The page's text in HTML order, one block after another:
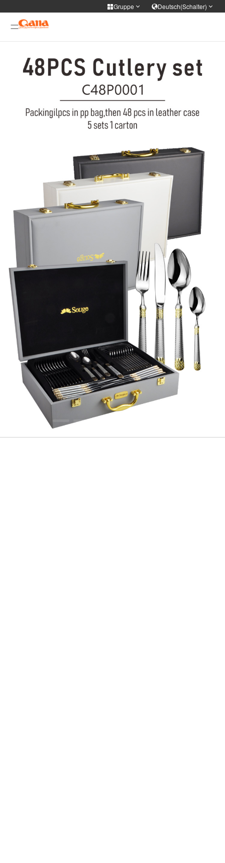
Gruppe Deutsch(Schalter)
Website der Gruppe
Sprache wechseln
简体中文 English Français Deutsch
Portuguese 日本語
ภาษาไทย Türkiye Español Tiếng Việt